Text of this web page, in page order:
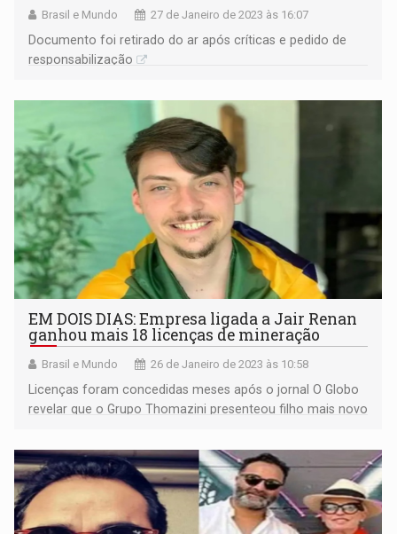
Brasil e Mundo 27 de Janeiro de 2023 às 16:07
Documento foi retirado do ar após críticas e pedido de
responsabilização
EM DOIS DIAS: Empresa ligada a Jair Renan
ganhou mais 18 licenças de mineração
Brasil e Mundo 26 de Janeiro de 2023 às 10:58
Licenças foram concedidas meses após o jornal O Globo
revelar que o Grupo Thomazini presenteou filho mais novo
mil